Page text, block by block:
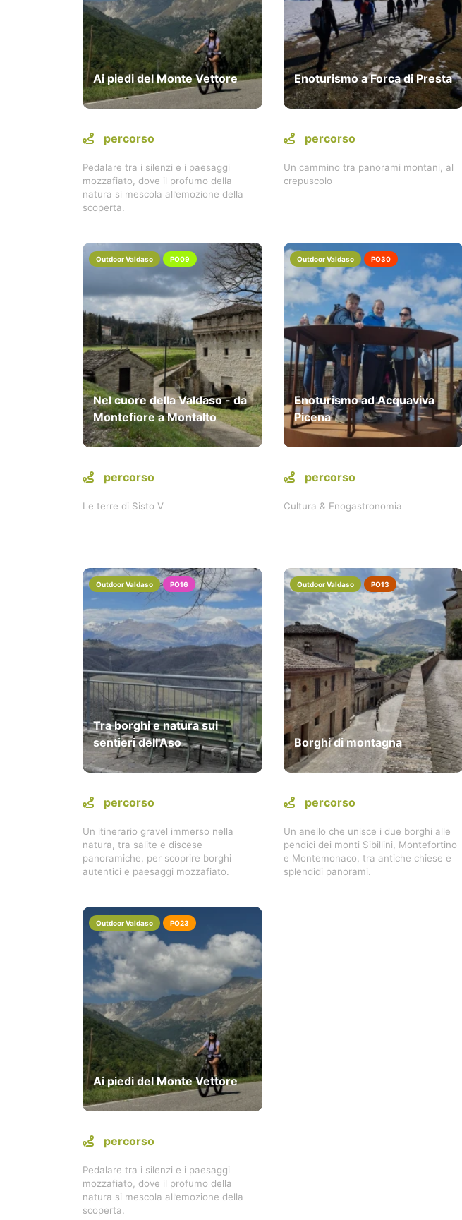
Ai piedi del Monte Vettore
percorso
Pedalare tra i silenzi e i paesaggi
mozzafiato, dove il profumo della
natura si mescola all’emozione della
scoperta.
Enoturismo a Forca di Presta
percorso
Un cammino tra panorami montani, al
crepuscolo
Outdoor Valdaso PO09
Nel cuore della Valdaso - da
Montefiore a Montalto
percorso
Le terre di Sisto V
Outdoor Valdaso PO30
Enoturismo ad Acquaviva
Picena
percorso
Cultura & Enogastronomia
Outdoor Valdaso PO16
Tra borghi e natura sui
sentieri dell'Aso
percorso
Un itinerario gravel immerso nella
natura, tra salite e discese
panoramiche, per scoprire borghi
autentici e paesaggi mozzafiato.
Outdoor Valdaso PO13
Borghi di montagna
percorso
Un anello che unisce i due borghi alle
pendici dei monti Sibillini, Montefortino
e Montemonaco, tra antiche chiese e
splendidi panorami.
Outdoor Valdaso PO23
Ai piedi del Monte Vettore
percorso
Pedalare tra i silenzi e i paesaggi
mozzafiato, dove il profumo della
natura si mescola all’emozione della
scoperta.